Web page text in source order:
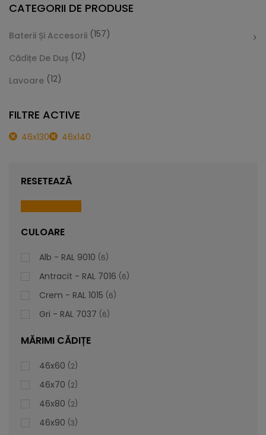
Lavoar Încastrat - Romana
Versatilitatea Personalizată
designul lavoarului încorporat Romana. Optați pentru o
De la 1.016,81
CATEGORII DE PRODUSE
Baterii Și Accesorii (157)
Cădițe De Duș (12)
Lavoare (12)
FILTRE ACTIVE
46x130 46x140
RESETEAZĂ
CULOARE
Alb - RAL 9010 6
Antracit - RAL 7016 6
Crem - RAL 1015 6
Gri - RAL 7037 6
MĂRIMI CĂDIȚE
46x60 2
46x70 2
46x80 2
46x90 3